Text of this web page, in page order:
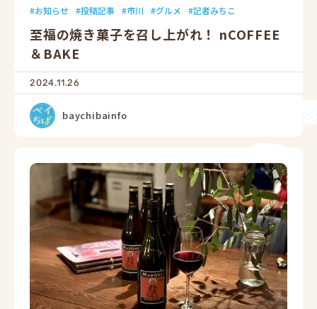
お知らせ 投稿記事 市川 グルメ 記者みちこ
至福の焼き菓子を召し上がれ！ nCOFFEE
＆BAKE
2024.11.26
baychibainfo